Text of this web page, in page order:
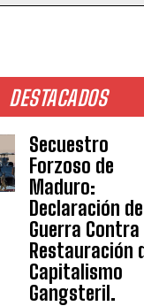
DESTACADOS
Secuestro
Forzoso de
Maduro:
Declaración de
Guerra Contra
Restauración
Capitalismo
Gangsteril.